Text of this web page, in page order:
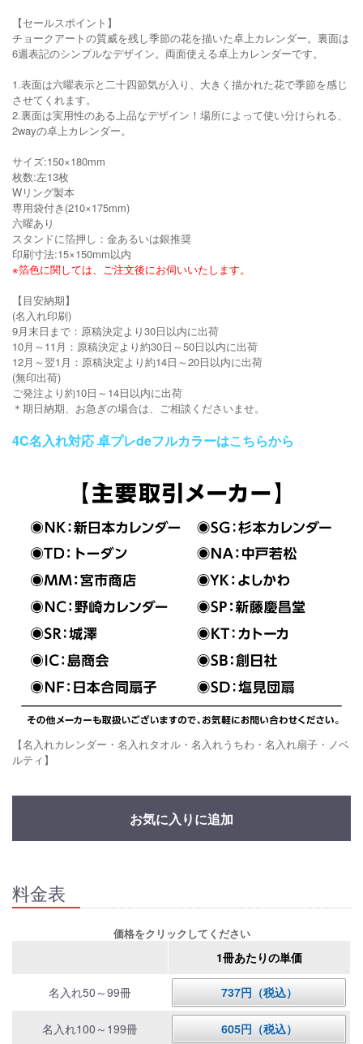
【セールスポイント】
チョークアートの質威を残し季節の花を描いた卓上カレンダー。裏面は
6週表記のシンプルなデザイン。両面使える卓上カレンダーです。
1.表面は六曜表示と二十四節気が入り、大きく描かれた花で季節を感じ
させてくれます。
2.裏面は実用性のある上品なデザイン！場所によって使い分けられる、
2wayの卓上カレンダー。
サイズ:150×180mm
枚数:左13枚
Wリング製本
専用袋付き(210×175mm)
六曜あり
スタンドに箔押し：金あるいは銀推奨
印刷寸法:15×150mm以内
※箔色に関しては、ご注文後にお伺いいたします。
【目安納期】
(名入れ印刷)
9月末日まで：原稿決定より30日以内に出荷
10月～11月：原稿決定より約30日～50日以内に出荷
12月～翌1月：原稿決定より約14日～20日以内に出荷
(無印出荷)
ご発注より約10日～14日以内に出荷
＊期日納期、お急ぎの場合は、ご相談くださいませ。
4C名入れ対応 卓プレdeフルカラーはこちらから
【名入れカレンダー・名入れタオル・名入れうちわ・名入れ扇子・ノベ
ルティ】
お気に入りに追加
料金表
価格をクリックしてください
1冊あたりの単価
名入れ50～99冊 737円（税込）
名入れ100～199冊 605円（税込）